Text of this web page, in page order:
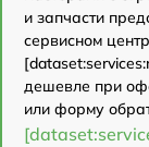
и запчасти
сервисном
дешевле при
или форму